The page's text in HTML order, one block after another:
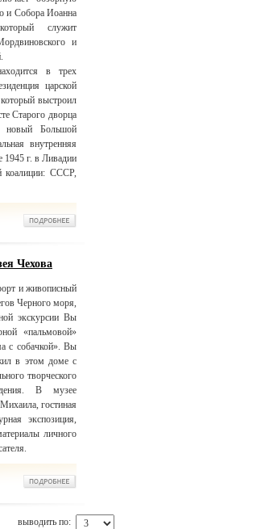
и Собора Иоанна
служит
и
в трех
царской
выстроил
Старого дворца
новый Большой
внутренняя
1945 г. в Ливадии
коалиции: СССР,
Чехова
и живописный
Черного моря,
экскурсии Вы
«пальмовой»
с собачкой». Вы
в этом доме с
творческого
В музее
гостиная
экспозиция,
личного
выводить по: